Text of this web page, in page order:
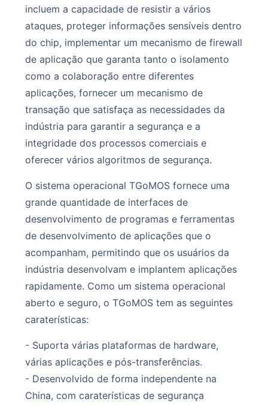
incluem a capacidade de resistir a vários
ataques, proteger informações sensíveis dentro
do chip, implementar um mecanismo de firewall
de aplicação que garanta tanto o isolamento
como a colaboração entre diferentes
aplicações, fornecer um mecanismo de
transação que satisfaça as necessidades da
indústria para garantir a segurança e a
integridade dos processos comerciais e
oferecer vários algoritmos de segurança.
O sistema operacional TGoMOS fornece uma
grande quantidade de interfaces de
desenvolvimento de programas e ferramentas
de desenvolvimento de aplicações que o
acompanham, permitindo que os usuários da
indústria desenvolvam e implantem aplicações
rapidamente. Como um sistema operacional
aberto e seguro, o TGoMOS tem as seguintes
caraterísticas:
- Suporta várias plataformas de hardware,
várias aplicações e pós-transferências.
- Desenvolvido de forma independente na
China, com caraterísticas de segurança